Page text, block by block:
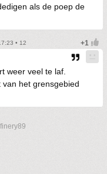
als de poep de
• 12
weer veel te laf.
het grensgebied